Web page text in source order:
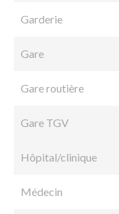
Garderie
Gare
Gare routière
Gare TGV
Hôpital/clinique
Médecin